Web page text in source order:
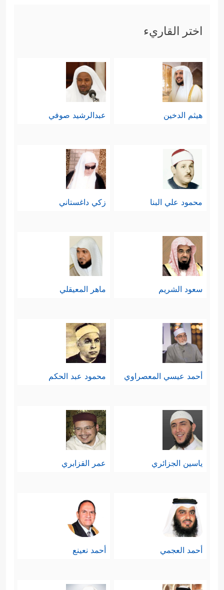
اختر القاريء
هيثم الدخين عبدالرشيد صوفي
محمود علي البنا زكي داغستاني
سعود الشريم ماهر المعيقلي
أحمد عيسي المعصراوي محمود عبد الحكم
ياسين الجزائري عمر القزابري
أحمد العجمي أحمد نعينع